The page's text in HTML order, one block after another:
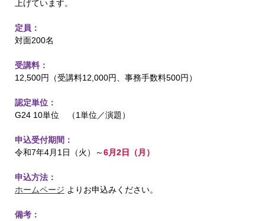
上げています。
定員：
対面200名
受講料：
12,500円（受講料12,000円、事務手数料500円）
認定単位：
G24 10単位 （1単位／演題）
申込受付期間：
令和7年4月1日（火）～6月2日（月）
申込方法：
ホームページ よりお申込みください。
備考：